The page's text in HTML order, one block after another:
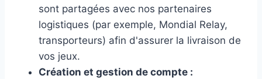
sont partagées avec nos partenaires
logistiques (par exemple, Mondial Relay,
transporteurs) afin d'assurer la livraison de
vos jeux.
Création et gestion de compte :